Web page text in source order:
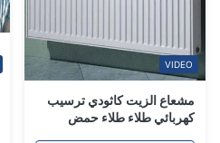
VIDEO
مشعاع الزيت كاثودي ترسيب
كهربائي طلاء طلاء حمض